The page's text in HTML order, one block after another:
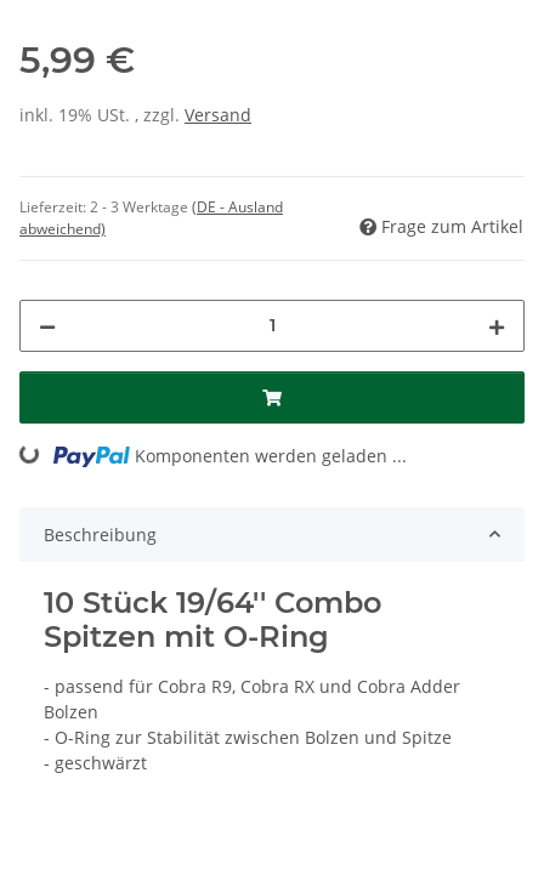
5,99 €
inkl. 19% USt. , zzgl. Versand
Lieferzeit:2 - 3 Werktage (DE - Ausland
abweichend)
Frage zum Artikel
Loading... Komponenten werden geladen ...
Beschreibung
10 Stück 19/64'' Combo
Spitzen mit O-Ring
- passend für Cobra R9, Cobra RX und Cobra Adder
Bolzen
- O-Ring zur Stabilität zwischen Bolzen und Spitze
- geschwärzt